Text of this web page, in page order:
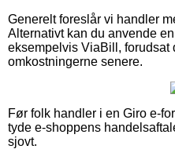
Generelt foreslår vi handler
Alternativt kan du anvende
eksempelvis ViaBill, forudsat
omkostningerne senere.
Før folk handler i en Giro e-
tyde e-shoppens
sjovt.